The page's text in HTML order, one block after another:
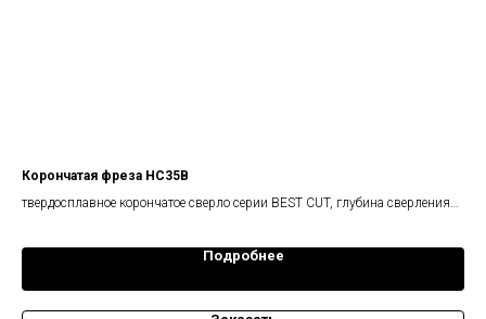
Корончатая фреза HC35B
твердосплавное корончатое сверло серии BEST CUT, глубина сверления
Подробнее